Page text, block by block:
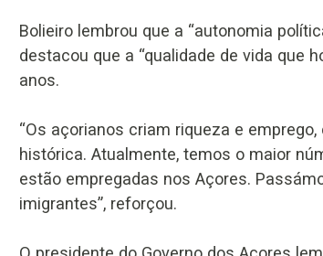
Bolieiro lembrou que a “autonomia
destacou que a “qualidade de vida que
anos.
“Os açorianos criam riqueza e
histórica. Atualmente, temos o maior
estão empregadas nos Açores.
imigrantes”, reforçou.